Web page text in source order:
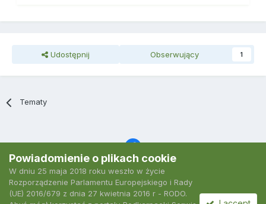
Udostępnij Obserwujący 1
Tematy
Język Polityka prywatności Kontakt
2007-2026 Podkarpacki Serwis Wędkarski
Powiadomienie o plikach cookie
W dniu 25 maja 2018 roku weszło w życie
Rozporządzenie Parlamentu Europejskiego i Rady
(UE) 2016/679 z dnia 27 kwietnia 2016 r - RODO.